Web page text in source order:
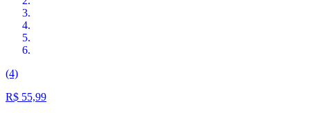
(4)
R$ 55,99